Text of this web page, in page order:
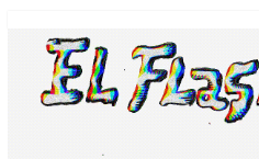
contenido
¯\_(ツ)_/
¯